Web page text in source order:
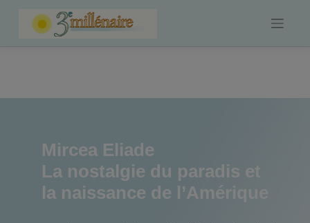
Mircea Eliade
La nostalgie du paradis et
la naissance de l’Amérique